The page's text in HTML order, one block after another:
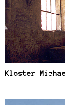
Kloster